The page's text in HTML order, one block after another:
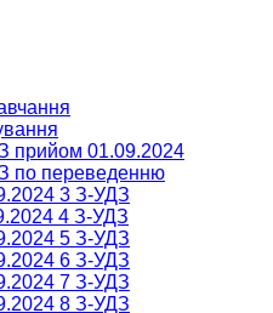
прийом 01.09.2024
по переведенню
3 З-УДЗ
4 З-УДЗ
5 З-УДЗ
6 З-УДЗ
7 З-УДЗ
8 З-УДЗ